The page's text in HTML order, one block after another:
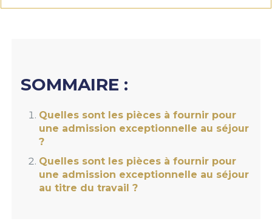
SOMMAIRE :
Quelles sont les pièces à fournir pour
une admission exceptionnelle au séjour
?
Quelles sont les pièces à fournir pour
une admission exceptionnelle au séjour
au titre du travail ?